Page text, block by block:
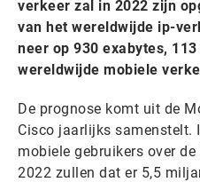
verkeer zal in 2022 zijn
van het wereldwijde ip-
neer op 930 exabytes,
wereldwijde mobiele
De prognose komt uit de
Cisco jaarlijks samenstelt.
mobiele gebruikers over
2022 zullen dat er 5,5